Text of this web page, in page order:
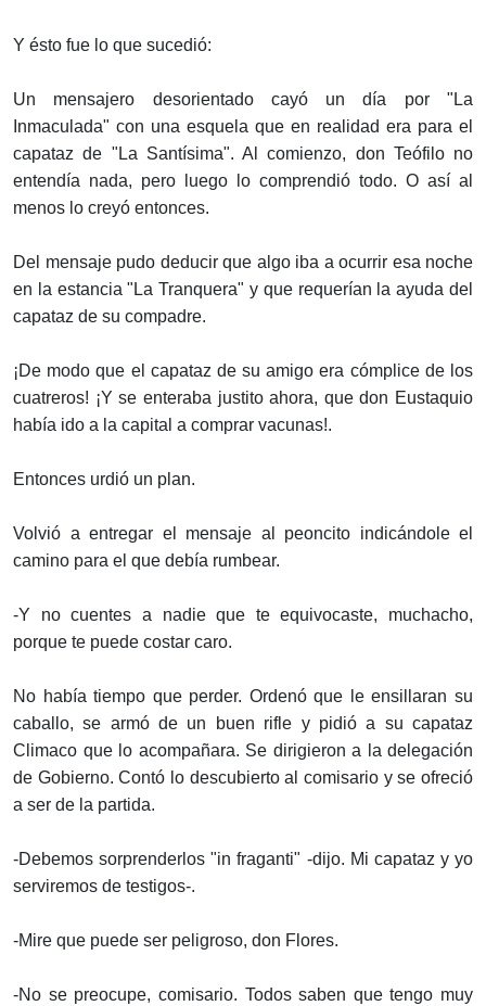
Y ésto fue lo que sucedió:
Un mensajero desorientado cayó un día por "La
Inmaculada" con una esquela que en realidad era para el
capataz de "La Santísima". Al comienzo, don Teófilo no
entendía nada, pero luego lo comprendió todo. O así al
menos lo creyó entonces.
Del mensaje pudo deducir que algo iba a ocurrir esa noche
en la estancia "La Tranquera" y que requerían la ayuda del
capataz de su compadre.
¡De modo que el capataz de su amigo era cómplice de los
cuatreros! ¡Y se enteraba justito ahora, que don Eustaquio
había ido a la capital a comprar vacunas!.
Entonces urdió un plan.
Volvió a entregar el mensaje al peoncito indicándole el
camino para el que debía rumbear.
-Y no cuentes a nadie que te equivocaste, muchacho,
porque te puede costar caro.
No había tiempo que perder. Ordenó que le ensillaran su
caballo, se armó de un buen rifle y pidió a su capataz
Climaco que lo acompañara. Se dirigieron a la delegación
de Gobierno. Contó lo descubierto al comisario y se ofreció
a ser de la partida.
-Debemos sorprenderlos "in fraganti" -dijo. Mi capataz y yo
serviremos de testigos-.
-Mire que puede ser peligroso, don Flores.
-No se preocupe, comisario. Todos saben que tengo muy